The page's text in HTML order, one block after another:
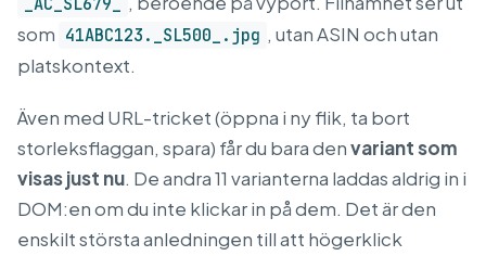
som 41ABC123._SL500_.jpg , utan ASIN och utan
platskontext.
Även med URL-tricket (öppna i ny flik, ta bort
storleksflaggan, spara) får du bara denvariant som
visas just nu. De andra 11 varianterna laddas aldrig in i
DOM:en om du inte klickar in på dem. Det är den
enskilt största anledningen till att högerklick